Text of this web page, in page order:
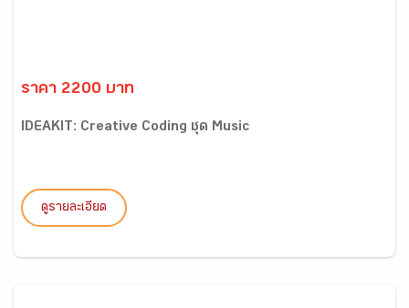
ราคา 2200 บาท
IDEAKIT: Creative Coding ชุด Music
ดูรายละเอียด